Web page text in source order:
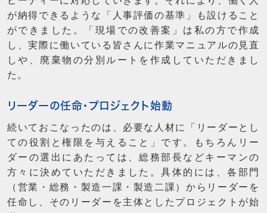
が納得できるような「人事評価の基準」も設けること
ができました。「現場での改善案」は私の方で作成
し、実際に働いている皆さんに作業マニュアルの見直
しや、廃棄物の分別ルートを作成していただきまし
た。
リーダーの任命・プロジェクト始動
続いておこなったのは、必要な人材に「リーダーとし
ての役割と権限を与えること」です。もちろんリー
ダーの選出にあたっては、総務部長などキーマンの
方々に決めていただきました。具体的には、各部門
（営業・総務・製造一課・製造二課）からリーダーを
任命し、そのリーダーを主体としたプロジェクトが始